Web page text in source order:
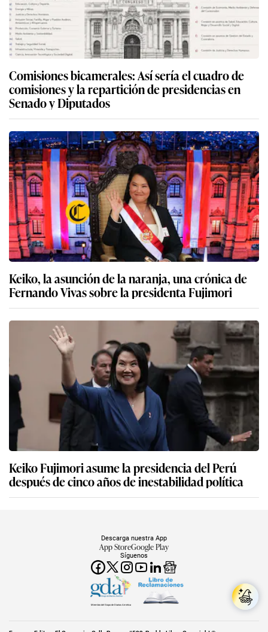
Comisiones bicamerales: Así sería el cuadro de
comisiones y la repartición de presidencias en
Senado y Diputados
Keiko, la asunción de la naranja, una crónica de
Fernando Vivas sobre la presidenta Fujimori
Keiko Fujimori asume la presidencia del Perú
después de cinco años de inestabilidad política
Síguenos
Descarga nuestra App
App StoreGoogle Play
Miembro del Grupo de Diarios América